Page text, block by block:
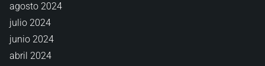
agosto 2024
julio 2024
junio 2024
abril 2024